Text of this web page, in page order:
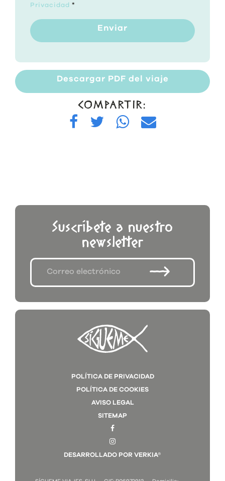
Privacidad *
Enviar
Descargar PDF del viaje
COMPARTIR:
Suscríbete a nuestro
newsletter
POLÍTICA DE PRIVACIDAD
POLÍTICA DE COOKIES
AVISO LEGAL
SITEMAP
DESARROLLADO POR VERKIA®